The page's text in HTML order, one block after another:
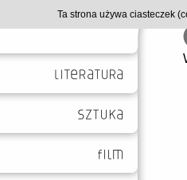
Ta strona używa ciasteczek